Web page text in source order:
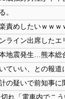
。
責めしたいｗｗｗ
の疑いで前知事に